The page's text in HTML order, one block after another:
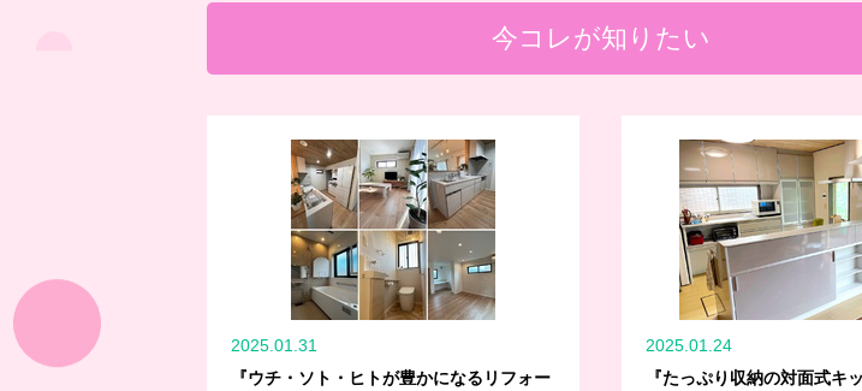
今コレが知りたい
2025.01.31
『ウチ・ソト・ヒトが豊かになるリフォー
2025.01.24
『たっぷり収納の対面式キ